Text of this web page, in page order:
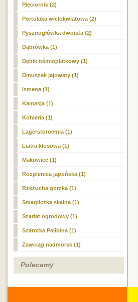
Pięciornik (2)
Portulaka wielokwiatowa (2)
Pysznogłówka dwoista (2)
Dąbrówka (1)
Dębik ośmiopłatkowy (1)
Dmuszek jajowaty (1)
Ismena (1)
Kamasja (1)
Kohleria (1)
Lagerstoroemia (1)
Liatra kłosowa (1)
Makowiec (1)
Rozplenica japońska (1)
Rzeżucha gorzka (1)
Smagliczka skalna (1)
Szarłat ogrodowy (1)
Szarotka Palibina (1)
Zawciąg nadmorsk (1)
Polecamy